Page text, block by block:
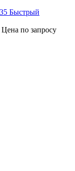
Быстрый
Цена по запросу